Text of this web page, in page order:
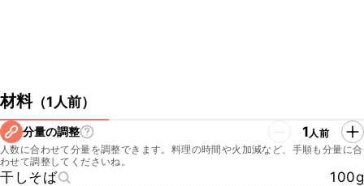
材料（1人前）
分量の調整 1人前
人数に合わせて分量を調整できます。料理の時間や火加減など、手順も分量に合
わせて調整してくださいね。
干しそば
100g